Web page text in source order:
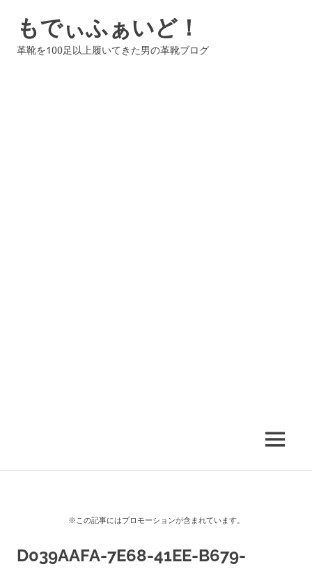
もでぃふぁいど！
革靴を100足以上履いてきた男の革靴ブログ
MENU
※この記事にはプロモーションが含まれています。
D039AAFA-7E68-41EE-B679-